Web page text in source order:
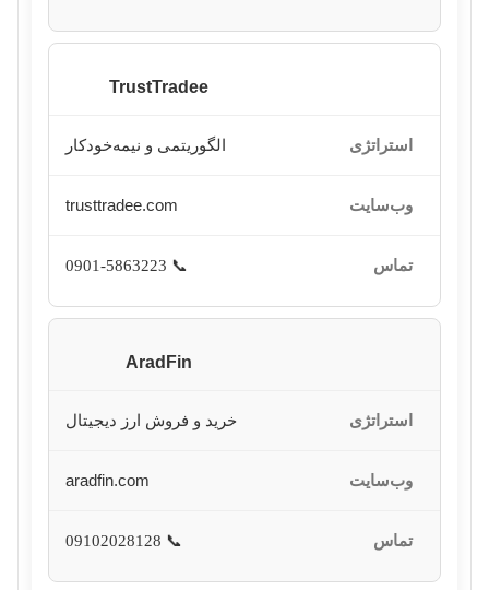
TrustTradee
الگوریتمی و نیمه‌خودکار
trusttradee.com
📞 0901-5863223
AradFin
خرید و فروش ارز دیجیتال
aradfin.com
📞 09102028128